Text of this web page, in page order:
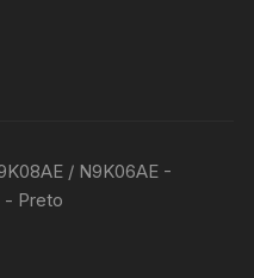
/ N9K06AE -
- Preto